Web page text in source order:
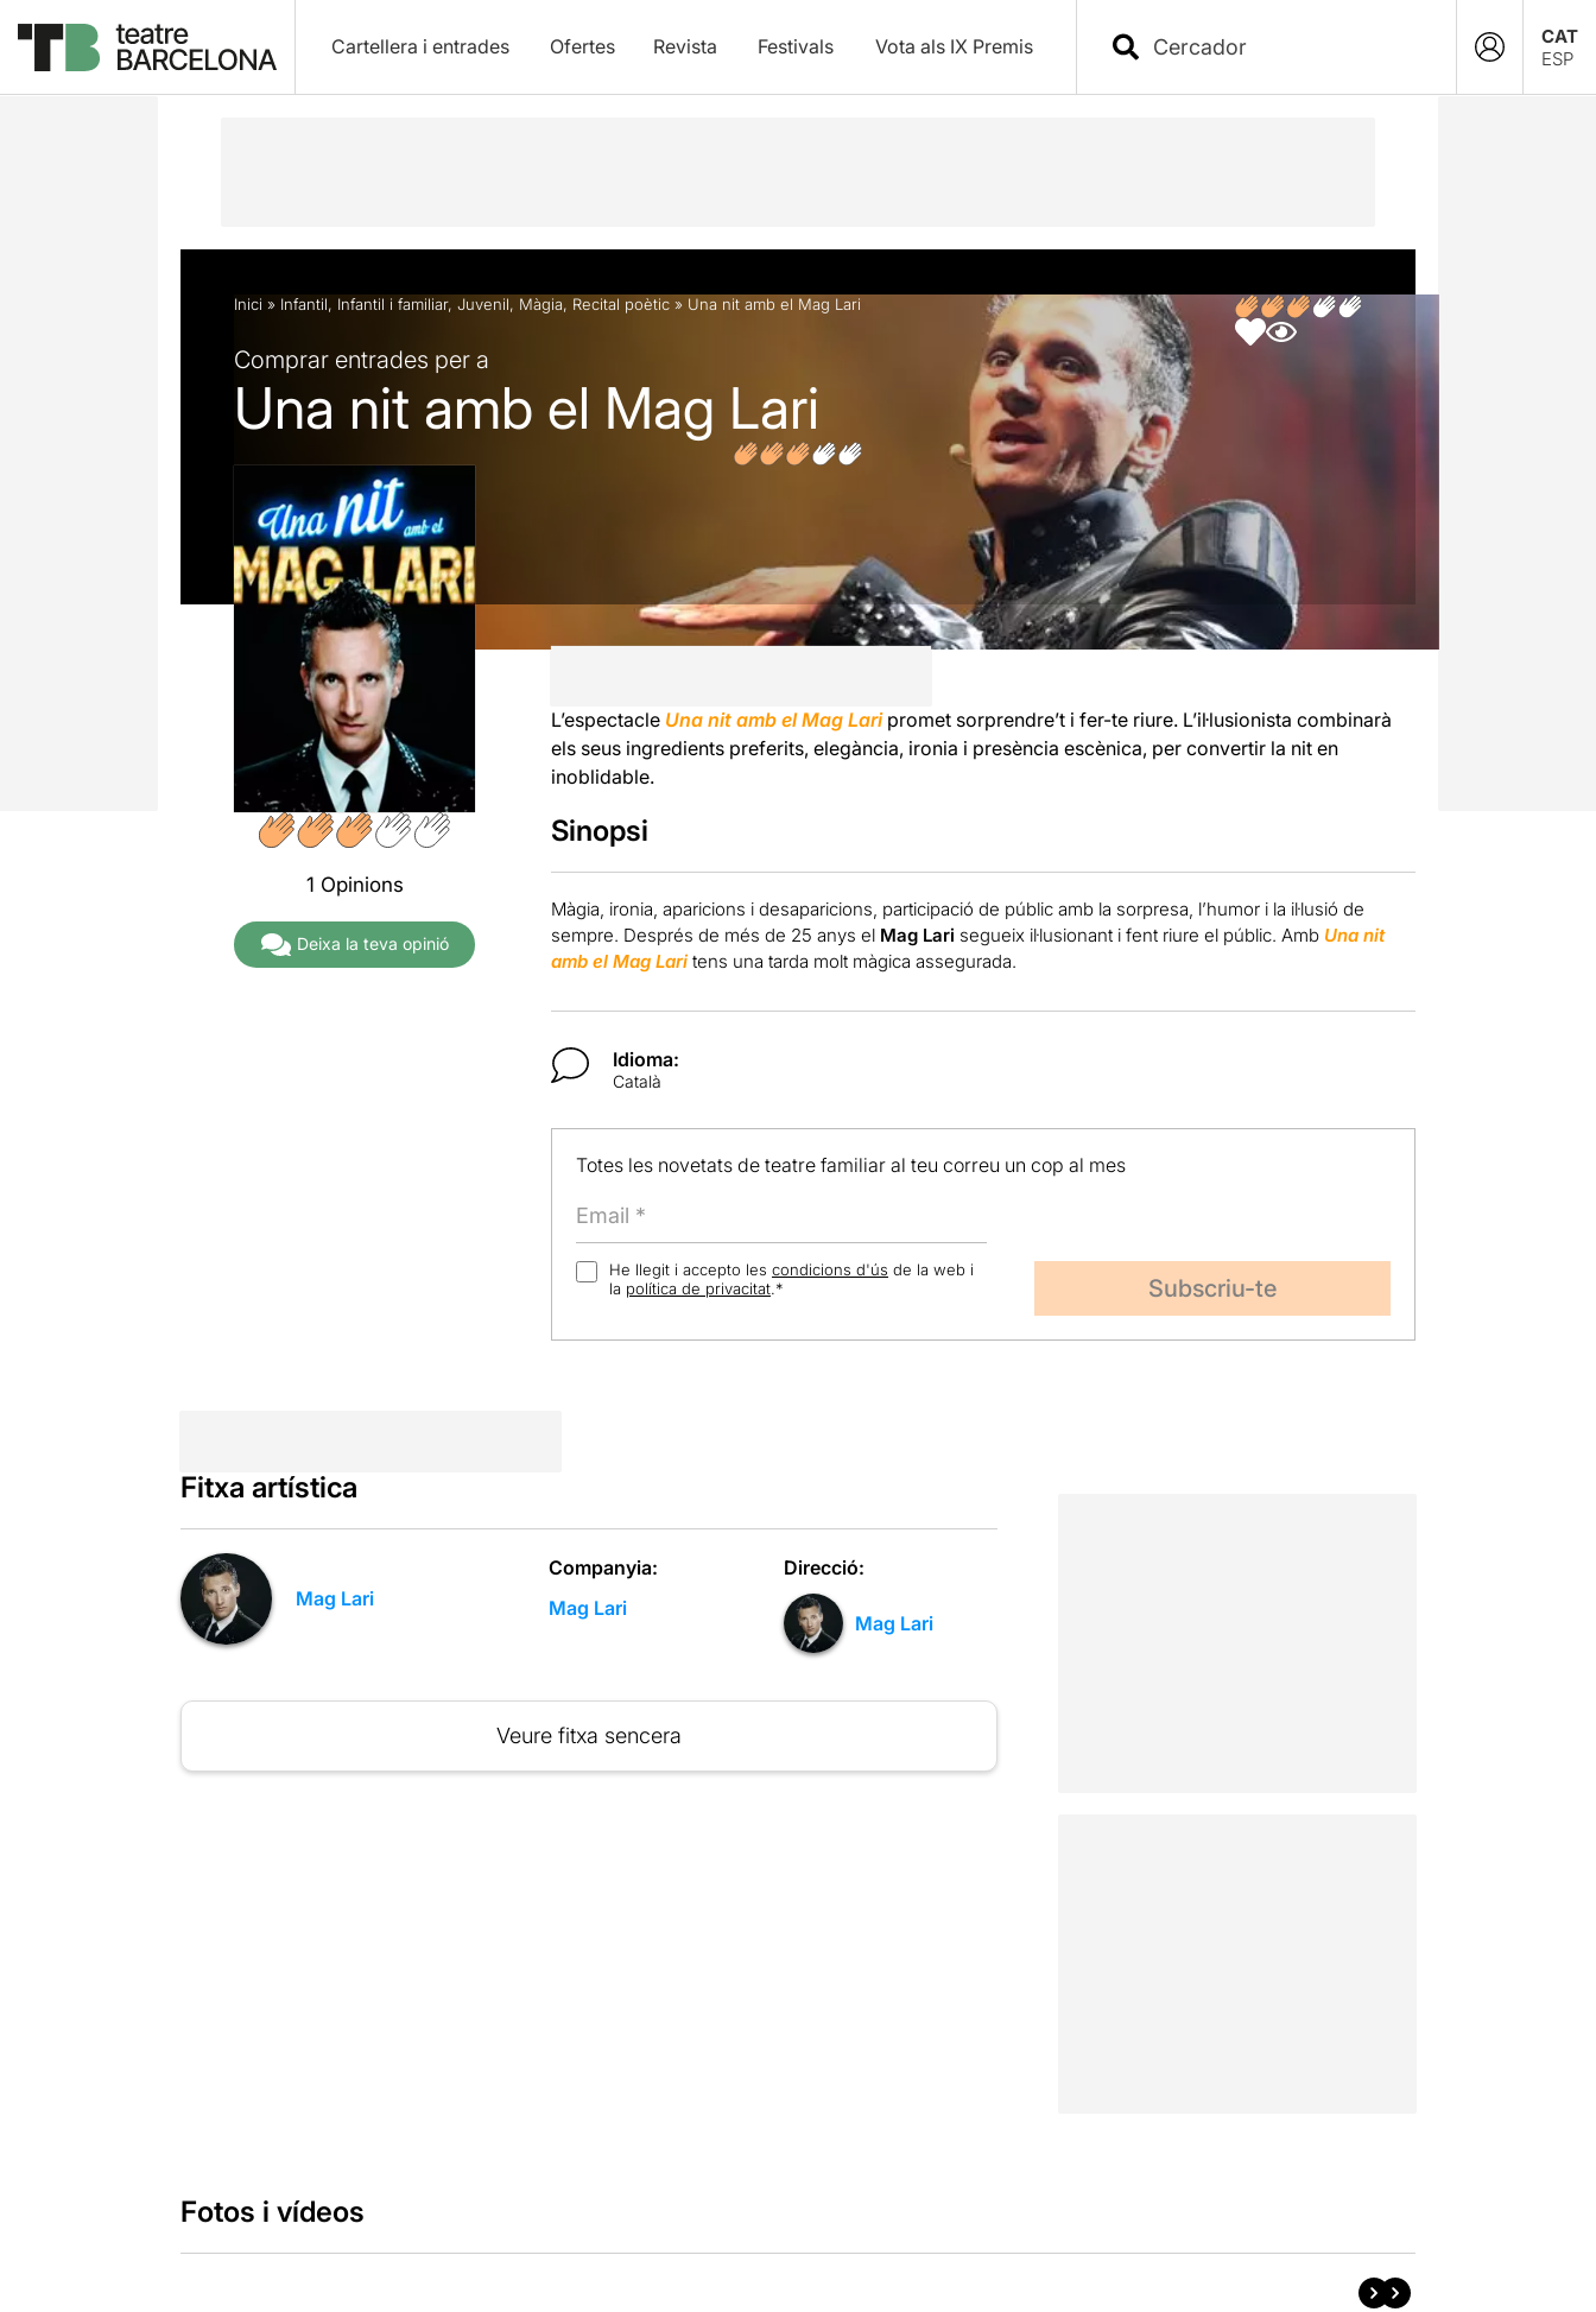
Cartellera i entrades Ofertes Revista Festivals Vota als IX Premis
CAT
ESP
Descripció Fitxa artística Fotos i vídeos Opinions Articles
Inici » Infantil, Infantil i familiar, Juvenil, Màgia, Recital poètic » Una nit amb el Mag Lari
Comprar entrades per a
Una nit amb el Mag Lari
1 Opinions
Deixa la teva opinió
L’espectacle Una nit amb el Mag Laripromet sorprendre’t i fer-te riure. L’il·lusionista combinarà
els seus ingredients preferits, elegància, ironia i presència escènica, per convertir la nit en
inoblidable.
Sinopsi
Màgia, ironia, aparicions i desaparicions, participació de públic amb la sorpresa, l’humor i la il·lusió de
sempre. Després de més de 25 anys el Mag Lari segueix il·lusionant i fent riure el públic. Amb Una nit
amb el Mag Laritens una tarda molt màgica assegurada.
Idioma:
Català
Totes les novetats de teatre familiar al teu correu un cop al mes
He llegit i accepto les condicions d'ús de la web i
la política de privacitat.*
Fitxa artística
Mag Lari
Companyia:
Mag Lari
Direcció:
Mag Lari
Veure fitxa sencera
Fotos i vídeos